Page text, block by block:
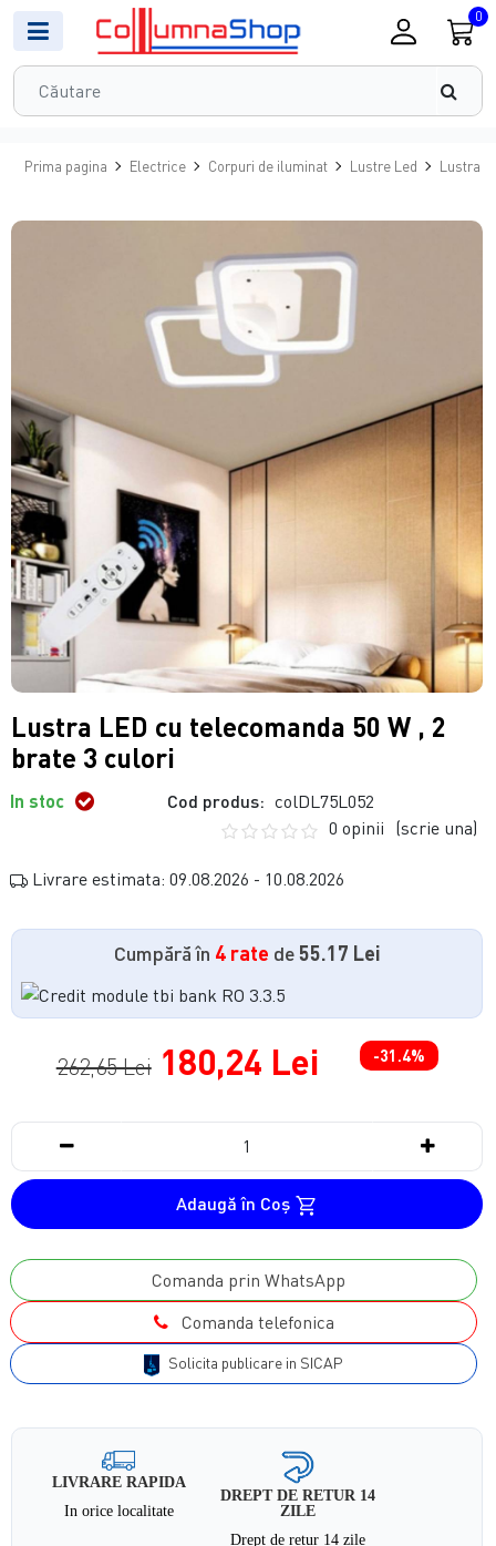
0
Prima pagina Electrice Corpuri de iluminat Lustre Led Lustra
Lustra LED cu telecomanda 50 W , 2
brate 3 culori
In stoc Cod produs: colDL75L052
0 opinii (scrie una)
Livrare estimata: 09.08.2026 - 10.08.2026
Cumpără în 4 rate de55.17 Lei
262,65 Lei 180,24 Lei -31.4%
Adaugă în Coş
Comanda prin WhatsApp
Comanda telefonica
Solicita publicare in SICAP
LIVRARE RAPIDA
In orice localitate
DREPT DE RETUR 14
ZILE
Drept de retur 14 zile